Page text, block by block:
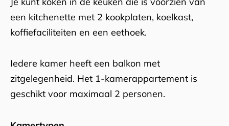
een kitchenette met 2 kookplaten, koelkast,
koffiefaciliteiten en een eethoek.
Iedere kamer heeft een balkon met
zitgelegenheid. Het 1-kamerappartement is
geschikt voor maximaal 2 personen.